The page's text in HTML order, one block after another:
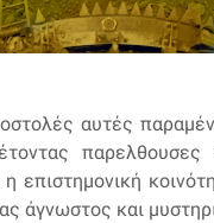
αυτές
παρελθουσες
επιστημονική
άγνωστος και